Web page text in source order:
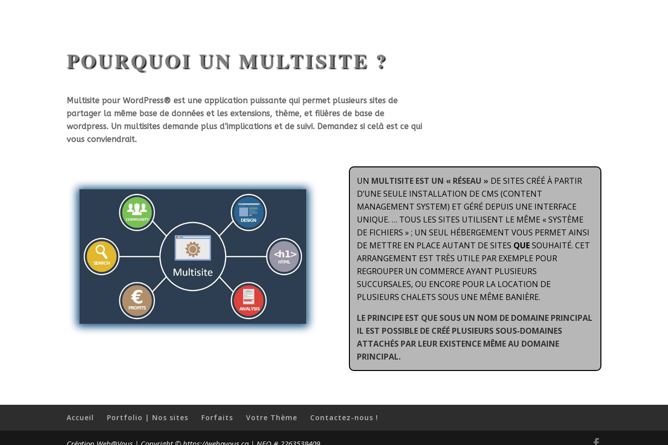
POURQUOI UN MULTISITE ?
Multisite pour WordPress® est une application puissante qui permet plusieurs sites de
partager la même base de données et les extensions, thème, et filières de base de
wordpress. Un multisites demande plus d’implications et de suivi. Demandez si celà est ce qui
vous conviendrait.
UN MULTISITE EST UN « RÉSEAU » DE SITES CRÉÉ À PARTIR
D’UNE SEULE INSTALLATION DE CMS (CONTENT
MANAGEMENT SYSTEM) ET GÉRÉ DEPUIS UNE INTERFACE
UNIQUE. … TOUS LES SITES UTILISENT LE MÊME « SYSTÈME
DE FICHIERS » ; UN SEUL HÉBERGEMENT VOUS PERMET AINSI
DE METTRE EN PLACE AUTANT DE SITES QUESOUHAITÉ. CET
ARRANGEMENT EST TRÈS UTILE PAR EXEMPLE POUR
REGROUPER UN COMMERCE AYANT PLUSIEURS
SUCCURSALES, OU ENCORE POUR LA LOCATION DE
PLUSIEURS CHALETS SOUS UNE MÊME BANIÈRE.
LE PRINCIPE EST QUE SOUS UN NOM DE DOMAINE PRINCIPAL
IL EST POSSIBLE DE CRÉÉ PLUSIEURS SOUS-DOMAINES
ATTACHÉS PAR LEUR EXISTENCE MÊME AU DOMAINE
PRINCIPAL.
Accueil Portfolio | Nos sites Forfaits Votre Thème Contactez-nous !